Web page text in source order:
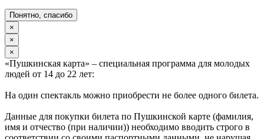
Понятно, спасибо
×
×
×
«Пушкинская карта» – специальная программа для молодых
людей от 14 до 22 лет:
На один спектакль можно приобрести не более одного билета.
Данные для покупки билета по Пушкинской карте (фамилия,
имя и отчество (при наличии)) необходимо вводить строго в